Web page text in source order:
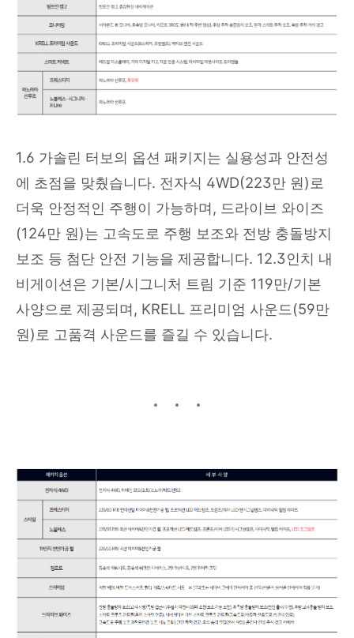
1.6 가솔린 터보의 옵션 패키지는 실용성과 안전성
에 초점을 맞췄습니다. 전자식 4WD(223만 원)로
더욱 안정적인 주행이 가능하며, 드라이브 와이즈
(124만 원)는 고속도로 주행 보조와 전방 충돌방지
보조 등 첨단 안전 기능을 제공합니다. 12.3인치 내
비게이션은 기본/시그니처 트림 기준 119만/기본
사양으로 제공되며, KRELL 프리미엄 사운드(59만
원)로 고품격 사운드를 즐길 수 있습니다.